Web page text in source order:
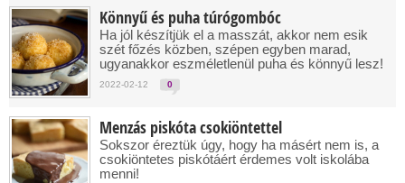
Könnyű és puha túrógombóc
Ha jól készítjük el a masszát, akkor nem esik
szét főzés közben, szépen egyben marad,
ugyanakkor eszméletlenül puha és könnyű lesz!
2022-02-12 0
Menzás piskóta csokiöntettel
Sokszor éreztük úgy, hogy ha másért nem is, a
csokiöntetes piskótáért érdemes volt iskolába
menni!